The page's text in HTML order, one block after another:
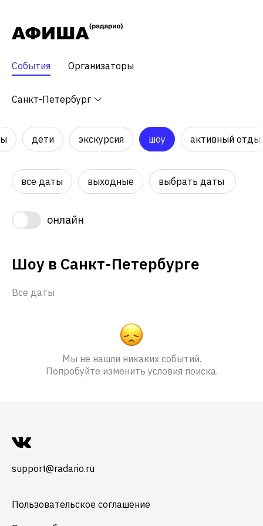
События Организаторы
Санкт-Петербург
дети экскурсия шоу активный
все даты выходные выбрать даты
онлайн
Шоу в Санкт-Петербурге
Все даты
Мы не нашли никаких событий.
Попробуйте изменить условия поиска.
support@radario.ru
Пользовательское соглашение